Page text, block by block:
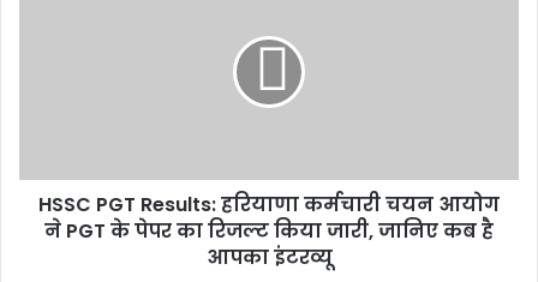
HSSC PGT Results: हरियाणा कर्मचारी चयन आयोग
ने PGT के पेपर का रिजल्ट किया जारी, जानिए कब है
आपका इंटरव्यू